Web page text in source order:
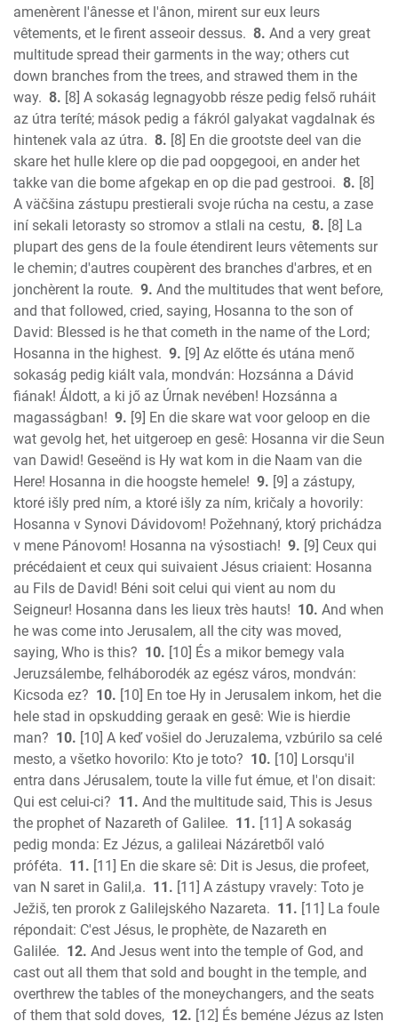
amenèrent l'ânesse et l'ânon, mirent sur eux leurs
vêtements, et le firent asseoir dessus. 8. And a very great
multitude spread their garments in the way; others cut
down branches from the trees, and strawed them in the
way. 8. [8] A sokaság legnagyobb része pedig felső ruháit
az útra teríté; mások pedig a fákról galyakat vagdalnak és
hintenek vala az útra. 8. [8] En die grootste deel van die
skare het hulle klere op die pad oopgegooi, en ander het
takke van die bome afgekap en op die pad gestrooi. 8. [8]
A väčšina zástupu prestierali svoje rúcha na cestu, a zase
iní sekali letorasty so stromov a stlali na cestu, 8. [8] La
plupart des gens de la foule étendirent leurs vêtements sur
le chemin; d'autres coupèrent des branches d'arbres, et en
jonchèrent la route. 9. And the multitudes that went before,
and that followed, cried, saying, Hosanna to the son of
David: Blessed is he that cometh in the name of the Lord;
Hosanna in the highest. 9. [9] Az előtte és utána menő
sokaság pedig kiált vala, mondván: Hozsánna a Dávid
fiának! Áldott, a ki jő az Úrnak nevében! Hozsánna a
magasságban! 9. [9] En die skare wat voor geloop en die
wat gevolg het, het uitgeroep en gesê: Hosanna vir die Seun
van Dawid! Geseënd is Hy wat kom in die Naam van die
Here! Hosanna in die hoogste hemele! 9. [9] a zástupy,
ktoré išly pred ním, a ktoré išly za ním, kričaly a hovorily:
Hosanna v Synovi Dávidovom! Požehnaný, ktorý prichádza
v mene Pánovom! Hosanna na výsostiach! 9. [9] Ceux qui
précédaient et ceux qui suivaient Jésus criaient: Hosanna
au Fils de David! Béni soit celui qui vient au nom du
Seigneur! Hosanna dans les lieux très hauts! 10. And when
he was come into Jerusalem, all the city was moved,
saying, Who is this? 10. [10] És a mikor bemegy vala
Jeruzsálembe, felháborodék az egész város, mondván:
Kicsoda ez? 10. [10] En toe Hy in Jerusalem inkom, het die
hele stad in opskudding geraak en gesê: Wie is hierdie
man? 10. [10] A keď vošiel do Jeruzalema, vzbúrilo sa celé
mesto, a všetko hovorilo: Kto je toto? 10. [10] Lorsqu'il
entra dans Jérusalem, toute la ville fut émue, et l'on disait:
Qui est celui-ci? 11. And the multitude said, This is Jesus
the prophet of Nazareth of Galilee. 11. [11] A sokaság
pedig monda: Ez Jézus, a galileai Názáretből való
próféta. 11. [11] En die skare sê: Dit is Jesus, die profeet,
van N saret in Galil,a. 11. [11] A zástupy vravely: Toto je
Ježiš, ten prorok z Galilejského Nazareta. 11. [11] La foule
répondait: C'est Jésus, le prophète, de Nazareth en
Galilée. 12. And Jesus went into the temple of God, and
cast out all them that sold and bought in the temple, and
overthrew the tables of the moneychangers, and the seats
of them that sold doves, 12. [12] És beméne Jézus az Isten